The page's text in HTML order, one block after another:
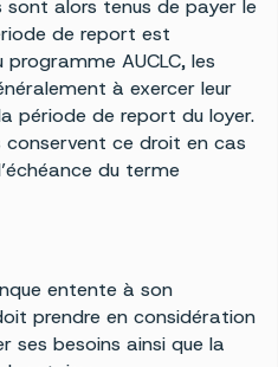
alors tenus de payer le
de report est
AUCLC, les
à exercer leur
période de report du loyer.
conservent ce droit en cas
du terme
entente à son
prendre en considération
ses besoins ainsi que la